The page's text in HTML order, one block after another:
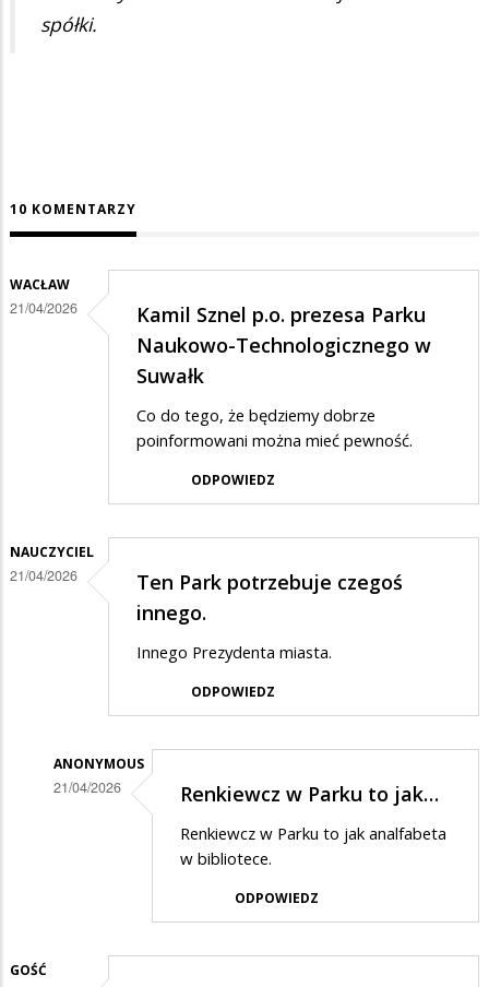
spółki.
10 KOMENTARZY
WACŁAW
21/04/2026
Kamil Sznel p.o. prezesa Parku
Naukowo-Technologicznego w
Suwałk
Co do tego, że będziemy dobrze
poinformowani można mieć pewność.
ODPOWIEDZ
NAUCZYCIEL
21/04/2026
Ten Park potrzebuje czegoś
innego.
Innego Prezydenta miasta.
ODPOWIEDZ
ANONYMOUS
21/04/2026 Renkiewcz w Parku to jak…
Renkiewcz w Parku to jak analfabeta
w bibliotece.
ODPOWIEDZ
GOŚĆ